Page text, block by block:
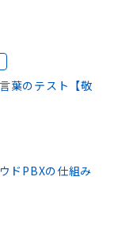
葉のテスト【敬
ドPBXの仕組み